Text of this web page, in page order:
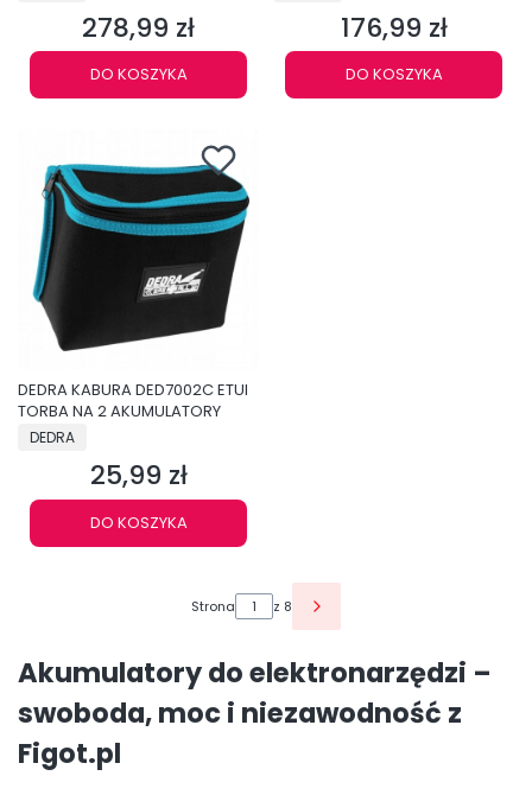
Cena
278,99 zł
DO KOSZYKA
Cena
176,99 zł
DO KOSZYKA
DEDRA KABURA DED7002C ETUI
TORBA NA 2 AKUMULATORY
PRODUCENT
DEDRA
Cena
25,99 zł
DO KOSZYKA
Strona z 8
Akumulatory do elektronarzędzi –
swoboda, moc i niezawodność z
Figot.pl